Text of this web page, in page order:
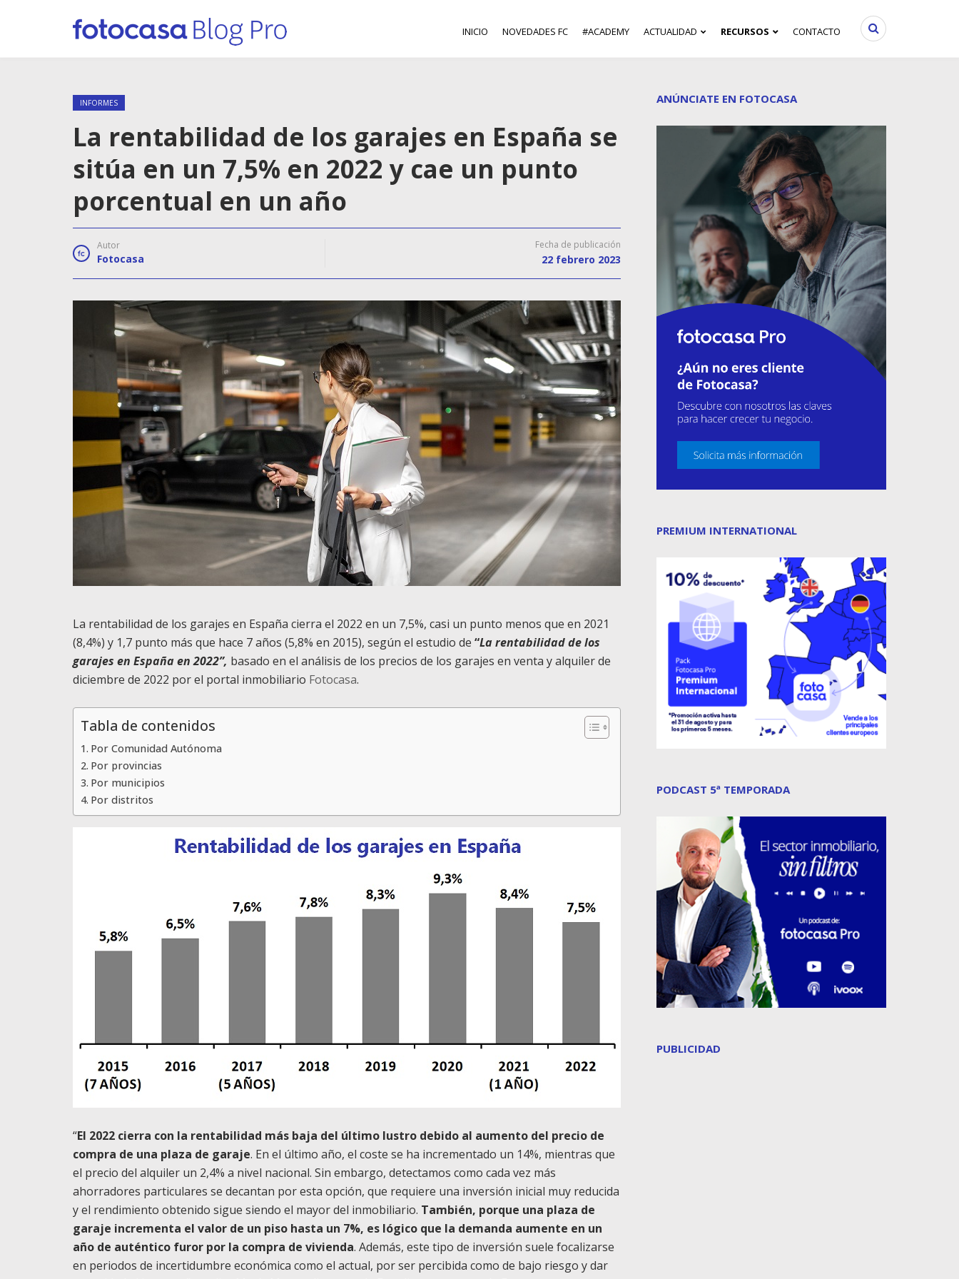
INICIO NOVEDADES FC #ACADEMY ACTUALIDAD RECURSOS CONTACTO
INFORMES
La rentabilidad de los garajes en España se
sitúa en un 7,5% en 2022 y cae un punto
porcentual en un año
Autor
Fotocasa
Fecha de publicación
22 febrero 2023
La rentabilidad de los garajes en España cierra el 2022 en un 7,5%, casi un punto menos que en 2021
(8,4%) y 1,7 punto más que hace 7 años (5,8% en 2015), según el estudio de “La rentabilidad de los
garajes en España en 2022”, basado en el análisis de los precios de los garajes en venta y alquiler de
diciembre de 2022 por el portal inmobiliario Fotocasa.
Tabla de contenidos
Por Comunidad Autónoma
Por provincias
Por municipios
Por distritos
“El 2022 cierra con la rentabilidad más baja del último lustro debido al aumento del precio de
compra de una plaza de garaje. En el último año, el coste se ha incrementado un 14%, mientras que
el precio del alquiler un 2,4% a nivel nacional. Sin embargo, detectamos como cada vez más
ahorradores particulares se decantan por esta opción, que requiere una inversión inicial muy reducida
y el rendimiento obtenido sigue siendo el mayor del inmobiliario. También, porque una plaza de
garaje incrementa el valor de un piso hasta un 7%, es lógico que la demanda aumente en un
año de auténtico furor por la compra de vivienda. Además, este tipo de inversión suele focalizarse
en periodos de incertidumbre económica como el actual, por ser percibida como de bajo riesgo y dar
ANÚNCIATE EN FOTOCASA
PREMIUM INTERNATIONAL
PODCAST 5ª TEMPORADA
PUBLICIDAD